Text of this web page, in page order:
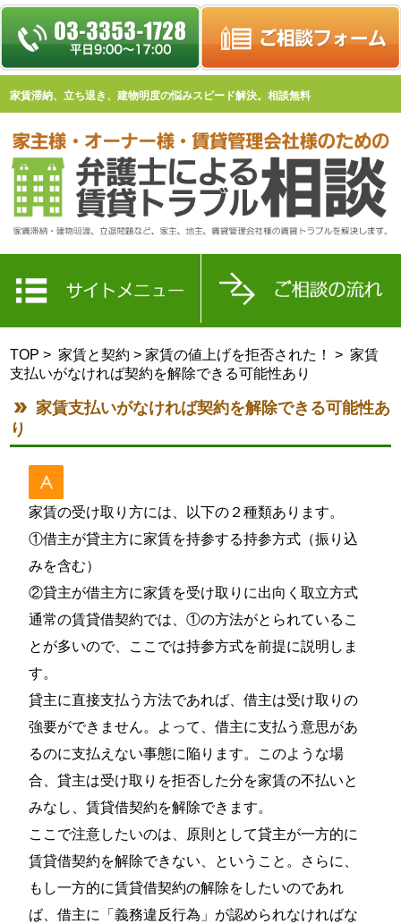
家賃滞納、立ち退き、建物明度の悩みスピード解決。相談無料
TOP >家賃と契約 >家賃の値上げを拒否された！
> 家賃
支払いがなければ契約を解除できる可能性あり
家賃支払いがなければ契約を解除できる可能性あ
り
家賃の受け取り方には、以下の２種類あります。
①借主が貸主方に家賃を持参する持参方式（振り込
みを含む）
②貸主が借主方に家賃を受け取りに出向く取立方式
通常の賃貸借契約では、①の方法がとられているこ
とが多いので、ここでは持参方式を前提に説明しま
す。
貸主に直接支払う方法であれば、借主は受け取りの
強要ができません。よって、借主に支払う意思があ
るのに支払えない事態に陥ります。このような場
合、貸主は受け取りを拒否した分を家賃の不払いと
みなし、賃貸借契約を解除できます。
ここで注意したいのは、原則として貸主が一方的に
賃貸借契約を解除できない、ということ。さらに、
もし一方的に賃貸借契約の解除をしたいのであれ
ば、借主に「義務違反行為」が認められなければな